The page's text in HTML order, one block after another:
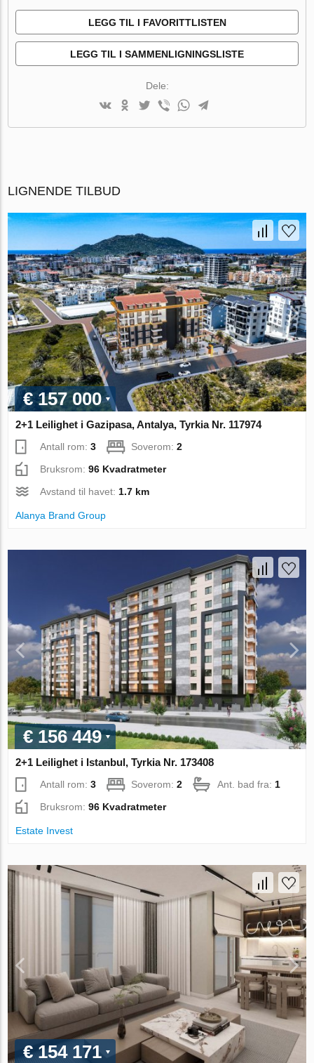
LEGG TIL I FAVORITTLISTEN
LEGG TIL I SAMMENLIGNINGSLISTE
Dele:
LIGNENDE TILBUD
€ 157 000
2+1 Leilighet i Gazipasa, Antalya, Tyrkia Nr. 117974
Antall rom:3 Soverom:2
Bruksrom:96 Kvadratmeter
Avstand til havet:1.7 km
Alanya Brand Group
€ 156 449
2+1 Leilighet i Istanbul, Tyrkia Nr. 173408
Antall rom:3 Soverom:2 Ant. bad fra: 1
Bruksrom:96 Kvadratmeter
Estate Invest
€ 154 171